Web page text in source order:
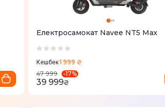
Електросамокат Navee NT5 Max
Кешбек1 999 ₴
47 999
-17%
39 999₴